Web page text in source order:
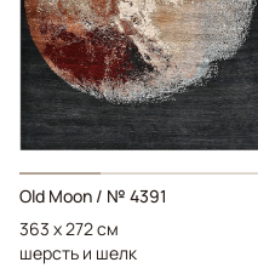
Old Moon / № 4391
363 x 272 см
шерсть и шелк